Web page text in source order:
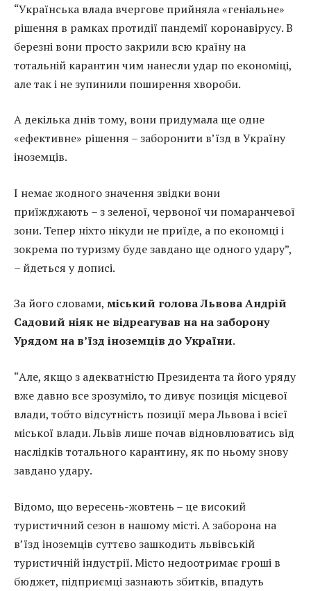
“Українська влада вчергове прийняла «геніальне»
рішення в рамках протидії пандемії коронавірусу. В
березні вони просто закрили всю країну на
тотальній карантин чим нанесли удар по економіці,
але так і не зупинили поширення хвороби.
А декілька днів тому, вони придумала ще одне
«ефективне» рішення – заборонити в’їзд в Україну
іноземців.
І немає жодного значення звідки вони
приїжджають – з зеленої, червоної чи помаранчевої
зони. Тепер ніхто нікуди не приїде, а по економці і
зокрема по туризму буде завдано ще одного удару”,
– йдеться у дописі.
За його словами, міський голова Львова Андрій
Садовий ніяк не відреагував на на заборону
Урядом на в’їзд іноземців до України.
“Але, якщо з адекватністю Президента та його уряду
вже давно все зрозуміло, то дивує позиція місцевої
влади, тобто відсутність позиції мера Львова і всієї
міської влади. Львів лише почав відновлюватись від
наслідків тотального карантину, як по ньому знову
завдано удару.
Відомо, що вересень-жовтень – це високий
туристичний сезон в нашому місті. А заборона на
в’їзд іноземців суттєво зашкодить львівській
туристичній індустрії. Місто недоотримає гроші в
бюджет, підприємці зазнають збитків, впадуть